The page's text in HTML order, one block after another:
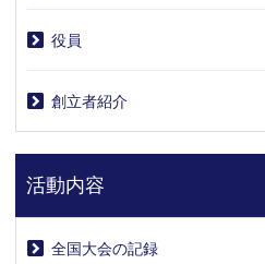
役員
創立者紹介
活動内容
全国大会の記録